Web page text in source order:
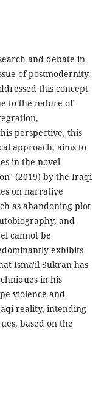
and debate in
of postmodernity.
this concept
to the nature of
perspective, this
approach, aims to
in the novel
(2019) by the Iraqi
on narrative
as abandoning plot
and
cannot be
exhibits
Isma'il Sukran has
in his
violence and
reality, intending
based on the